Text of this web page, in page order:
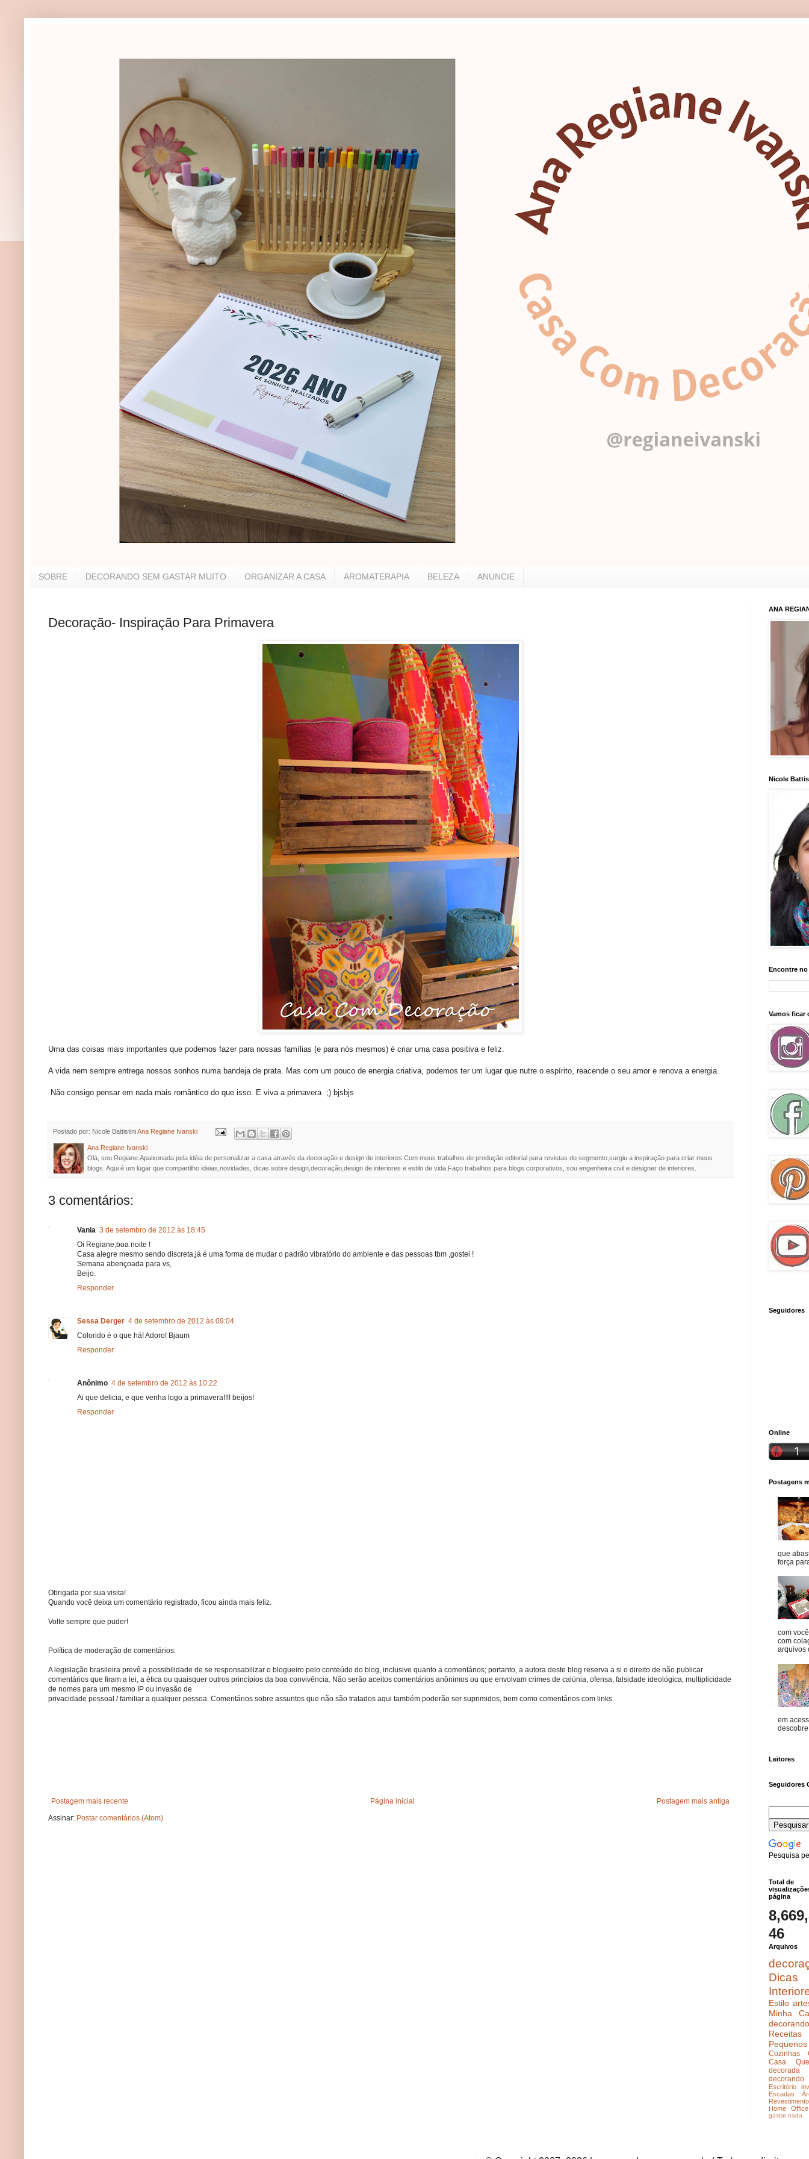
SOBRE DECORANDO SEM GASTAR MUITO ORGANIZAR A CASA AROMATERAPIA BELEZA ANUNCIE
Decoração- Inspiração Para Primavera
Uma das coisas mais importantes que podemos fazer para nossas famílias (e para nós mesmos) é criar uma casa positiva e feliz.
A vida nem sempre entrega nossos sonhos numa bandeja de prata. Mas com um pouco de energia criativa, podemos ter um lugar que nutre o espírito, reacende o seu amor e renova a energia.
Não consigo pensar em nada mais romântico do que isso. E viva a primavera ;) bjsbjs
Postado por: Nicole BattistiniAna Regiane Ivanski
Ana Regiane Ivanski
Olá, sou Regiane.Apaixonada pela idéia de personalizar a casa através da decoração e design de interiores.Com meus trabalhos de produção editorial para revistas do segmento,surgiu a inspiração para criar meus
blogs. Aqui é um lugar que compartilho ideias,novidades, dicas sobre design,decoração,design de interiores e estilo de vida.Faço trabalhos para blogs corporativos, sou engenheira civil e designer de interiores.
3 comentários:
Vania 3 de setembro de 2012 às 18:45
Oi Regiane,boa noite !
Casa alegre mesmo sendo discreta,já é uma forma de mudar o padrão vibratório do ambiente e das pessoas tbm ,gostei !
Semana abençoada para vs,
Beijo.
Responder
Sessa Derger 4 de setembro de 2012 às 09:04
Colorido é o que há! Adoro! Bjaum
Responder
Anônimo 4 de setembro de 2012 às 10:22
Ai que delicia, e que venha logo a primavera!!!! beijos!
Responder
Obrigada por sua visita!
Quando você deixa um comentário registrado, ficou ainda mais feliz.
Volte sempre que puder!
Política de moderação de comentários:
A legislação brasileira prevê a possibilidade de se responsabilizar o blogueiro pelo conteúdo do blog, inclusive quanto a comentários; portanto, a autora deste blog reserva a si o direito de não publicar
comentários que firam a lei, a ética ou quaisquer outros princípios da boa convivência. Não serão aceitos comentários anônimos ou que envolvam crimes de calúnia, ofensa, falsidade ideológica, multiplicidade
de nomes para um mesmo IP ou invasão de
privacidade pessoal / familiar a qualquer pessoa. Comentários sobre assuntos que não são tratados aqui também poderão ser suprimidos, bem como comentários com links.
Postagem mais recente Postagem mais antiga
Página inicial
Assinar: Postar comentários (Atom)
ANA
Nicole
Encontre no
Vamos ficar
Seguidores
Online
Postagens
que
força
com
com
arquivos
em
Leitores
Seguidores
Pesquisa
Total de
página
46
Arquivos
Dicas
Estilo
Minha
Receitas
Cozinhas
Casa
decorada
Escritório
Escadas
Revestimento
Home Office
gastar nada.